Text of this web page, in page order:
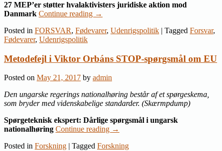
27 MEP’er støtter hvalaktivisters juridiske aktion mod
Danmark Continue reading →
Posted in FORSVAR, Fødevarer, Udenrigspolitik | Tagged Forsvar,
Fødevarer, Udenrigspolitik
Metodefejl i Viktor Orbáns STOP-spørgsmål om EU
Posted on May 21, 2017 by admin
Den ungarske regerings nationalhøring består af et spørgeskema,
som bryder med videnskabelige standarder. (Skærmpdump)
Spørgeteknisk ekspert: Dårlige spørgsmål i ungarsk
nationalhøring Continue reading →
Posted in Forskning | Tagged Forskning